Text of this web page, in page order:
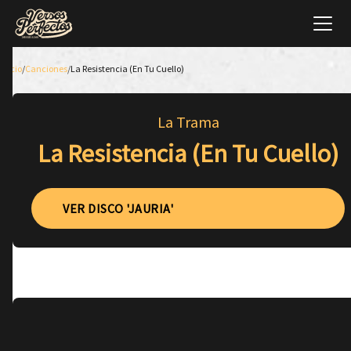
Inicio/Canciones/La Resistencia (En Tu Cuello)
La Trama
La Resistencia (En Tu Cuello)
VER DISCO 'JAURIA'